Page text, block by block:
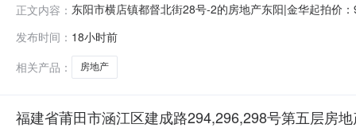
正文内容： 东阳市横店镇都督北街28号-2的房地产东阳|金华起拍价
屋产权证东房权证横店字第248777号土地产权证东阳市
发布时间： 18小时前
相关产品：
房地产
福建省莆田市涵江区建成路294,296,298号第五层房